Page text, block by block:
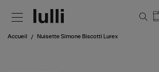
Accueil Nuisette Simone Biscotti Lurex